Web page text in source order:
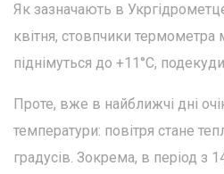
Як зазначають в
квітня, стовпчики
піднімуться до +11°С,
Проте, вже в найближчі дні
температури: повітря стане
градусів. Зокрема, в період з